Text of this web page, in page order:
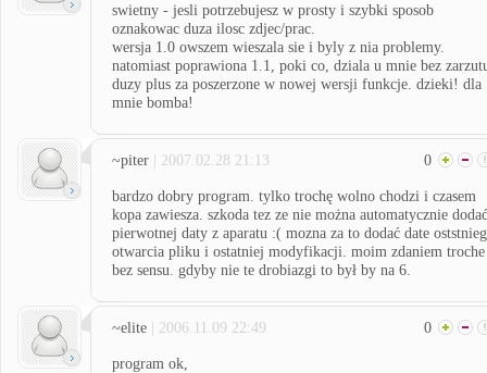
swietny - jesli potrzebujesz w prosty i szybki sposob
oznakowac duza ilosc zdjec/prac.
wersja 1.0 owszem wieszala sie i byly z nia problemy.
natomiast poprawiona 1.1, poki co, dziala u mnie bez
duzy plus za poszerzone w nowej wersji funkcje. dzieki! dla
mnie bomba!
~piter | 2007.02.28 21:13 0
bardzo dobry program. tylko trochę wolno chodzi i czasem
kopa zawiesza. szkoda tez ze nie można automatycznie dodać
pierwotnej daty z aparatu :( mozna za to dodać date
otwarcia pliku i ostatniej modyfikacji. moim zdaniem troche
bez sensu. gdyby nie te drobiazgi to był by na 6.
~elite | 2006.11.09 22:49 0
program ok,